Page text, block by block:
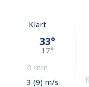
Klart
33°
17°
0 mm
3 (9) m/s